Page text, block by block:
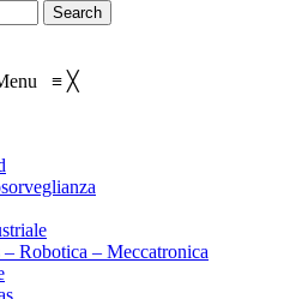
≡ ╳
Robotica – Meccatronica